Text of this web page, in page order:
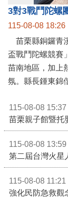
115-08-08 18:26
苗栗縣銅鑼青
盃戰鬥陀螺競賽
苗南地區，加上
115-08-08 15:37
115-08-08 13:59
115-08-08 11:21
強化民防急救觀